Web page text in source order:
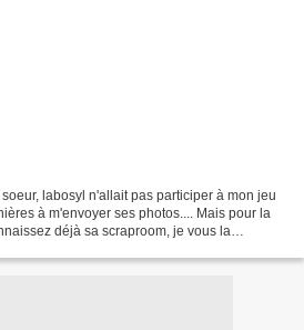
labosyl n'allait pas participer à mon jeu
à m'envoyer ses photos.... Mais pour la
déjà sa scraproom, je vous la